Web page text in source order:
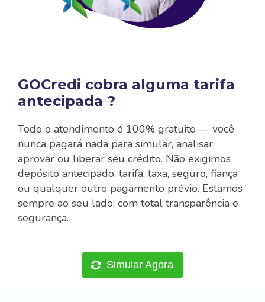
GOCredi cobra alguma tarifa
antecipada ?
Todo o atendimento é 100% gratuito — você
nunca pagará nada para simular, analisar,
aprovar ou liberar seu crédito. Não exigimos
depósito antecipado, tarifa, taxa, seguro, fiança
ou qualquer outro pagamento prévio. Estamos
sempre ao seu lado, com total transparência e
segurança.
Simular Agora